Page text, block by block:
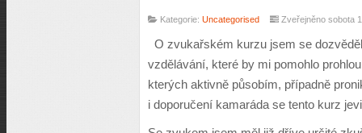
Kategorie: Uncategorised Zveřejněno sobota
O zvukařském kurzu jsem se
vzdělávání, které by mi pomohlo
kterých aktivně působím, případně
i doporučení kamaráda se tento kurz